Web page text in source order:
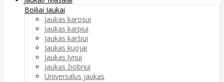
Boiliai Jaukai
Jaukas karosui
Jaukas karpiui
Jaukas karšiui
Jaukas kuojai
Jaukas lynui
Jaukas žiobriui
Universalus jaukas